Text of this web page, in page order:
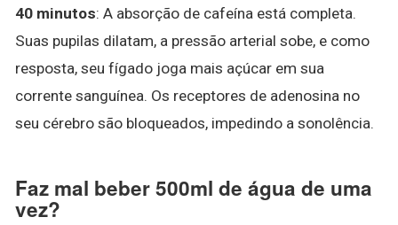
40 minutos: A absorção de cafeína está completa.
Suas pupilas dilatam, a pressão arterial sobe, e como
resposta, seu fígado joga mais açúcar em sua
corrente sanguínea. Os receptores de adenosina no
seu cérebro são bloqueados, impedindo a sonolência.
Faz mal beber 500ml de água de uma
vez?